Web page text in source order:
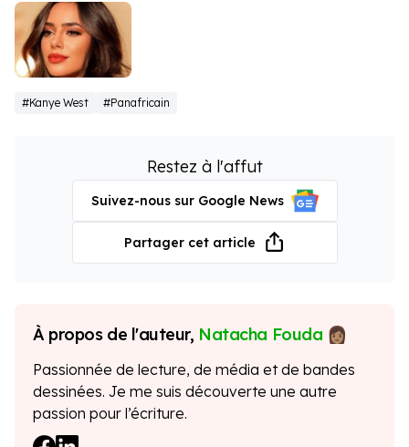
Bianca
#Kanye West #Panafricain
Restez à l'affut
Suivez-nous sur Google News
Partager cet article
À propos de l'auteur, Natacha Fouda
Passionnée de lecture, de média et de bandes
dessinées. Je me suis découverte une autre
passion pour l’écriture.